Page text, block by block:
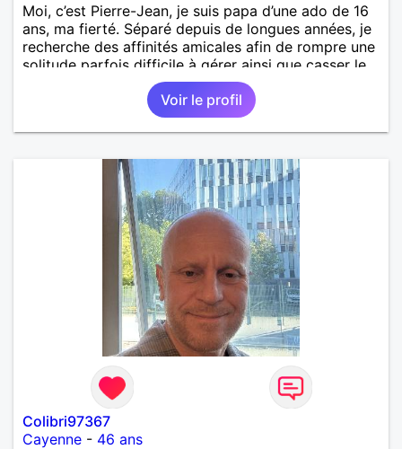
Moi, c’est Pierre-Jean, je suis papa d’une ado de 16
ans, ma fierté. Séparé depuis de longues années, je
recherche des affinités amicales afin de rompre une
solitude parfois difficile à gérer ainsi que casser le
vague à l’âme. L’amitié reste extrêmement
importante à mes yeux mais peut se décliner en des
sentiments plus puissants. « Le temps fera son
œuvre » disait Arthur Schopenhauer, philosophe
autant être trop locace. Je suis bourré de qualités
avec très peu de défauts. Je suis altruiste,
bienveillant, empathique, attentionné, honnête,
respectueux, doux de caractère et compréhensif : je
laisse « glisser » beaucoup de choses. Mais ne vous
m’éprenez pas Mesdames, si une personne que
j’aime me trahit une fois, il n’y aura pas de seconde
chance et je l’effacerai à « vitam eternam ».
Néanmoins, je suis un tout petit peu maniaque ainsi
qu’impatient. J’essaye de faire des efforts. Rien de
bien dramatique ! Du moins je le pense……Je suis un
homme facile à vivre. À vous si vous le souhaitez,
d’apprendre à me connaître davantage. J’en serai
ravi….A très bientôt je l’espère.
Voir le profil
Colibri97367
Cayenne - 46 ans